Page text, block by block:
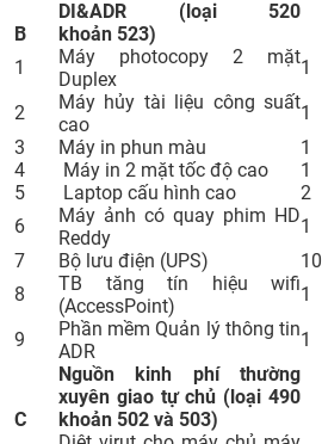
B
DI&ADR (loại 520
khoản 523)
1
Máy photocopy 2 mặt
Duplex
1
2
Máy hủy tài liệu công suất
cao
1
3
Máy in phun màu 1
4
Máy in 2 mặt tốc độ cao 1
5
Laptop cấu hình cao 2
6
Máy ảnh có quay phim HD
Reddy
1
7
Bộ lưu điện (UPS) 10
8
TB tăng tín hiệu wifi
(AccessPoint)
1
9
Phần mềm Quản lý thông tin
ADR
1
C
Nguồn kinh phí thường
xuyên giao tự chủ (loại 490
khoản 502 và 503)